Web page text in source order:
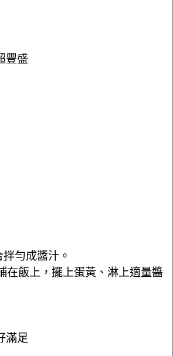
豐盛
勻成醬汁。
在飯上，擺上蛋黃、淋上適量醬
滿足